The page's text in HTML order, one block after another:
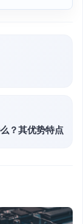
？其优势特点